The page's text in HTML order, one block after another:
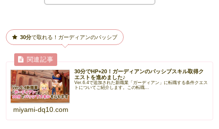
30分で取れる！ガーディアンのパッシブ
30分でHP+20！ガーディアンのパッシブスキル取得ク
エストを進めました♪
Ver.6.4で追加された新職業「ガーディアン」に転職する条件クエス
トについてご紹介します。この転職...
miyami-dq10.com